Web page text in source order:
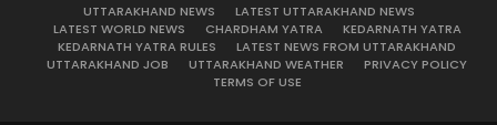
UTTARAKHAND NEWS
LATEST UTTARAKHAND NEWS
LATEST WORLD NEWS
CHARDHAM YATRA
KEDARNATH YATRA
KEDARNATH YATRA RULES
LATEST NEWS FROM UTTARAKHAND
UTTARAKHAND JOB
UTTARAKHAND WEATHER
PRIVACY POLICY
TERMS OF USE